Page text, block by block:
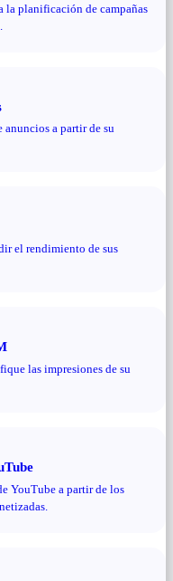
la planificación de campañas
anuncios a partir de su
el rendimiento de sus
las impresiones de su
YouTube a partir de los